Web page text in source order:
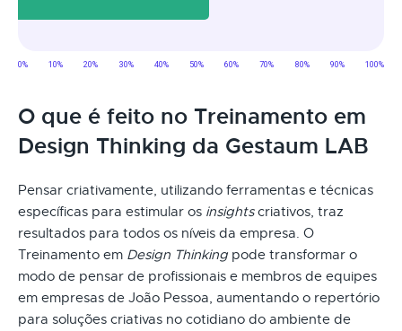
O que é feito no Treinamento em
Design Thinking da Gestaum LAB
Pensar criativamente, utilizando ferramentas e técnicas
específicas para estimular os insightscriativos, traz
resultados para todos os níveis da empresa. O
Treinamento em Design Thinking pode transformar o
modo de pensar de profissionais e membros de equipes
em empresas de João Pessoa, aumentando o repertório
para soluções criativas no cotidiano do ambiente de